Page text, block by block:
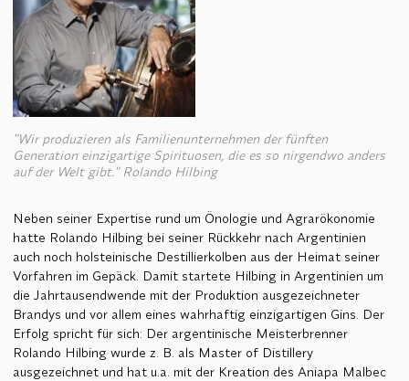
"Wir produzieren als Familienunternehmen der fünften
Generation einzigartige Spirituosen, die es so nirgendwo anders
auf der Welt gibt." Rolando Hilbing
Neben seiner Expertise rund um Önologie und Agrarökonomie
hatte Rolando Hilbing bei seiner Rückkehr nach Argentinien
auch noch holsteinische Destillierkolben aus der Heimat seiner
Vorfahren im Gepäck. Damit startete Hilbing in Argentinien um
die Jahrtausendwende mit der Produktion ausgezeichneter
Brandys und vor allem eines wahrhaftig einzigartigen Gins. Der
Erfolg spricht für sich: Der argentinische Meisterbrenner
Rolando Hilbing wurde z. B. als Master of Distillery
ausgezeichnet und hat u.a. mit der Kreation des Aniapa Malbec